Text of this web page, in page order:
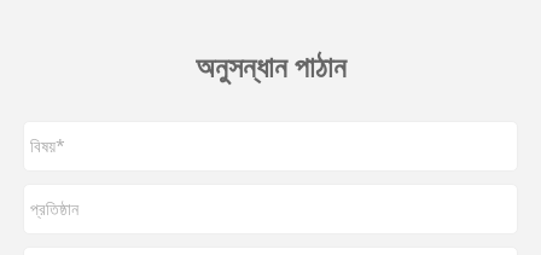
অনুসন্ধান পাঠান